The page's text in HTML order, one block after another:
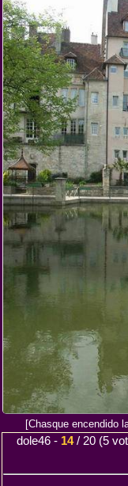
[Chasque encendido
dole46 - 14/ 20 (5